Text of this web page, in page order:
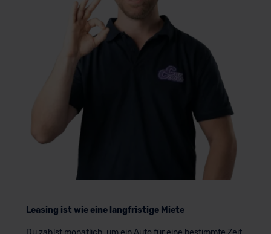
Leasing ist wie eine langfristige Miete